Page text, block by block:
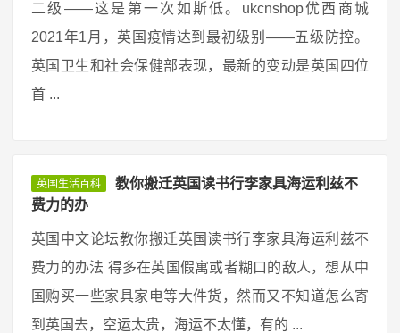
二级——这是第一次如斯低。ukcnshop优西商城
2021年1月，英国疫情达到最初级别——五级防控。
英国卫生和社会保健部表现，最新的变动是英国四位
首 ...
英国生活百科
教你搬迁英国读书行李家具海运利兹不
费力的办
英国中文论坛教你搬迁英国读书行李家具海运利兹不
费力的办法 得多在英国假寓或者糊口的敌人，想从中
国购买一些家具家电等大件货，然而又不知道怎么寄
到英国去，空运太贵，海运不太懂，有的 ...